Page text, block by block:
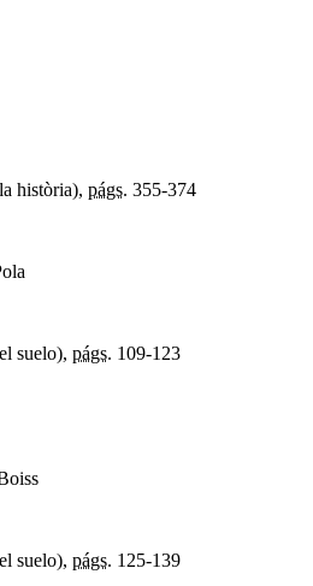
història), págs. 355-374
suelo), págs. 109-123
suelo), págs. 125-139